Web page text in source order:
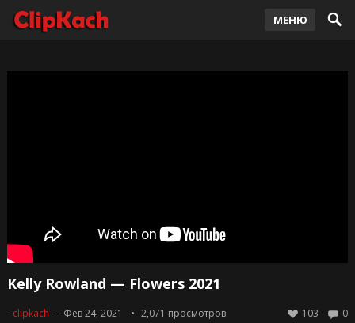
МЕНЮ
Kelly Rowland — Flowers 2021
- clipkach — Фев 24, 2021 2,071 просмотров 0
103